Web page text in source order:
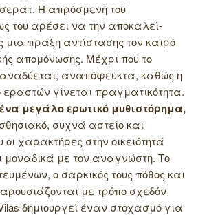
Η απρόσμενή του
του αρέσει να την αποκαλεί-
μια πράξη αντίστασης τον καιρό
απομόνωσης. Μέχρι που το
αναπόφευκτα, καθώς η
εραστών γίνεται πραγματικότητα.
μεγάλο ερωτικό μυθιστόρημα,
συχνά αστείο και
χαρακτήρες στην οικειότητά
μοναδικά με τον αναγνώστη. Το
ο σαρκικός τους πόθος και
με τρόπο σχεδόν
δημιουργεί έναν στοχασμό για